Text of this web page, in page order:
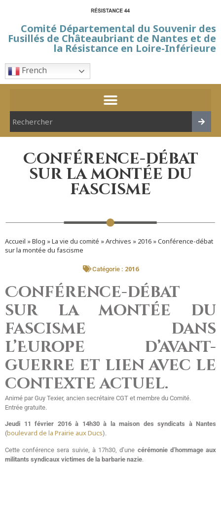
Comité Départemental du Souvenir des
Fusillés de Châteaubriant de Nantes et de
la Résistance en Loire-Inférieure
French
Conférence-débat
sur la montée du
fascisme
Accueil »Blog »La vie du comité »Archives » 2016 »Conférence-débat
sur la montée du fascisme
Catégorie : 2016
Conférence-débat
sur la montée du
fascisme dans
l’Europe d’avant-
guerre et lien avec le
contexte actuel.
Animé par Guy Texier, ancien secrétaire CGT et membre du Comité.
Entrée gratuite.
Jeudi 11 février 2016 à 14h30 à la maison des syndicats à Nantes
(boulevard de la Prairie aux Ducs).
Cette conférence sera suivie, à 17h30, d’une cérémonie d’hommage aux
militants syndicaux victimes de la barbarie nazie.